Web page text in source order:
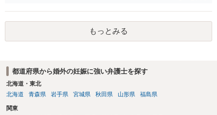
いのであれば、基本的にはご自身で対応していくことになります。 こ
れ以上の要求を回避するためには、合意内容を書面しておくことで
す。 特に重要な点としては、合意事項以外には貸し借りが無いことを
確認する条項（清算条項）をきちんと盛り込んでおくことです。 お金
もっとみる
都道府県から婚外の妊娠に強い弁護士を探す
北海道・東北
北海道
青森県 岩手県 宮城県 秋田県 山形県 福島県
関東